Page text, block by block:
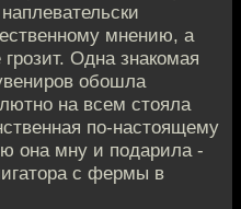
мнению, а
Одна знакомая
обошла
на всем стояла
по-настоящему
она мну и подарила -
с фермы в